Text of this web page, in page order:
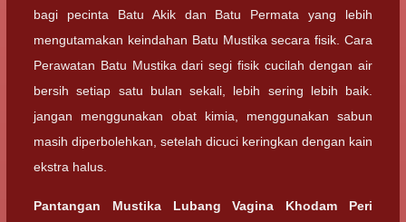
bagi pecinta Batu Akik dan Batu Permata yang lebih
mengutamakan keindahan Batu Mustika secara fisik. Cara
Perawatan Batu Mustika dari segi fisik cucilah dengan air
bersih setiap satu bulan sekali, lebih sering lebih baik.
jangan menggunakan obat kimia, menggunakan sabun
masih diperbolehkan, setelah dicuci keringkan dengan kain
ekstra halus.
Pantangan Mustika Lubang Vagina Khodam Peri